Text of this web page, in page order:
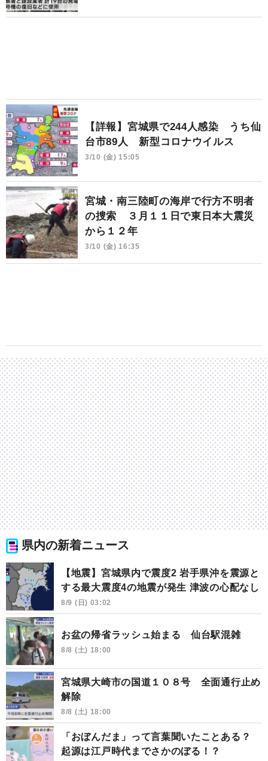
【詳報】宮城県で244人感染 うち仙
台市89人 新型コロナウイルス
3/10 (金) 15:05
宮城・南三陸町の海岸で行方不明者
の捜索 ３月１１日で東日本大震災
から１２年
3/10 (金) 16:35
県内の新着ニュース
【地震】宮城県内で震度2 岩手県沖を震源と
する最大震度4の地震が発生 津波の心配なし
8/9 (日) 03:02
お盆の帰省ラッシュ始まる 仙台駅混雑
8/8 (土) 18:00
宮城県大崎市の国道１０８号 全面通行止め
解除
8/8 (土) 18:00
「おぼんだま」って言葉聞いたことある？
起源は江戸時代までさかのぼる！？